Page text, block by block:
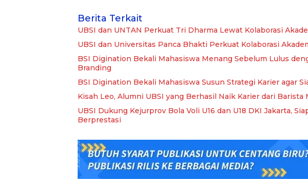
Berita Terkait
UBSI dan UNTAN Perkuat Tri Dharma Lewat Kolaborasi
UBSI dan Universitas Panca Bhakti Perkuat Kolaborasi
BSI Digination Bekali Mahasiswa Menang Sebelum Lulus
Branding
BSI Digination Bekali Mahasiswa Susun Strategi Karier agar
Kisah Leo, Alumni UBSI yang Berhasil Naik Karier dari Barista
UBSI Dukung Kejurprov Bola Voli U16 dan U18 DKI Jakarta,
Berprestasi